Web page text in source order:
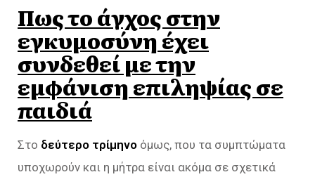
Πως το άγχος στην
εγκυμοσύνη έχει
συνδεθεί με την
εμφάνιση επιληψίας σε
παιδιά
Στο δεύτερο τρίμηνο όμως, που τα συμπτώματα
υποχωρούν και η μήτρα είναι ακόμα σε σχετικά